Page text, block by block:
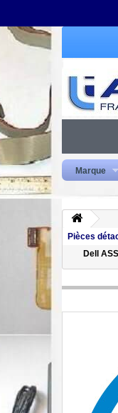
Marque
Pièces
Dell